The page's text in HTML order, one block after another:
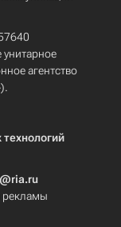
унитарное
агентство
рекламы